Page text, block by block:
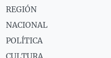
REGIÓN
NACIONAL
POLÍTICA
CULTURA